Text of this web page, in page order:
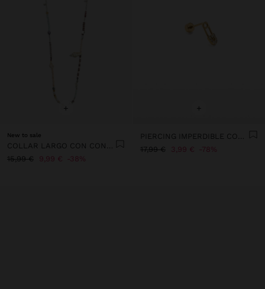
+
New to sale
15,99 €
9,99 € 38%
+
17,99 €
3,99 € 78%